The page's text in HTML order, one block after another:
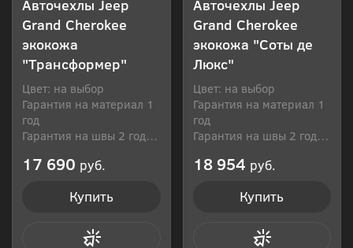
Авточехлы Jeep
Grand Cherokee
экокожа
"Трансформер"
Цвет: на выбор
Гарантия на материал 1
год
Гарантия на швы 2 года
17 690 руб.
Купить
Авточехлы Jeep
Grand Cherokee
экокожа "Соты де
Люкс"
Цвет: на выбор
Гарантия на материал 1
год
Гарантия на швы 2 года
18 954 руб.
Купить